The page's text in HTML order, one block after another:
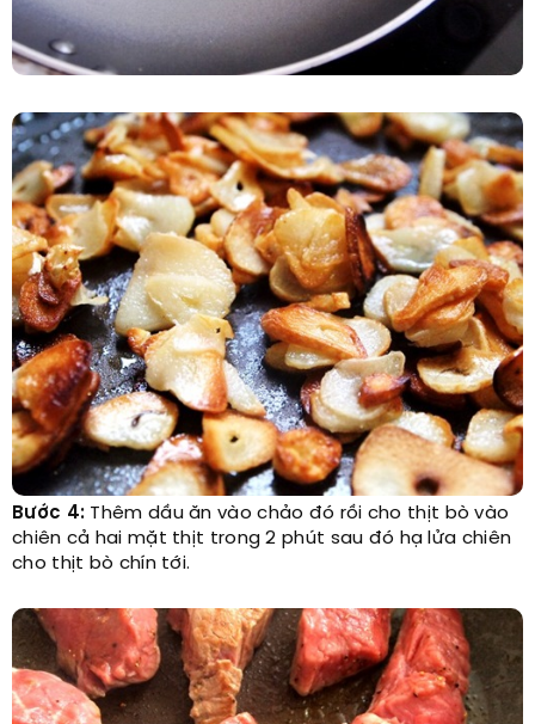
Bước 4: Thêm dầu ăn vào chảo đó rồi cho thịt bò vào
chiên cả hai mặt thịt trong 2 phút sau đó hạ lửa chiên
cho thịt bò chín tới.